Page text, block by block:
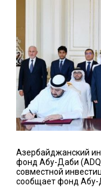
Азербайджанский
фонд Абу-Даби
совместной
сообщает фонд Абу-